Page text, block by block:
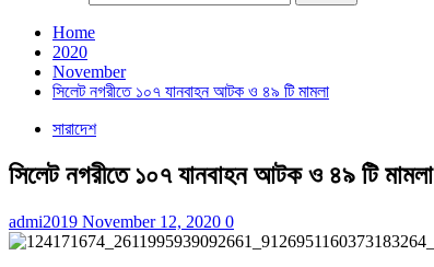
Home
2020
November
সিলেট নগরীতে ১০৭ যানবাহন আটক ও ৪৯ টি মামলা
সারাদেশ
সিলেট নগরীতে ১০৭ যানবাহন আটক ও ৪৯ টি মামলা
admi2019 November 12, 2020 0